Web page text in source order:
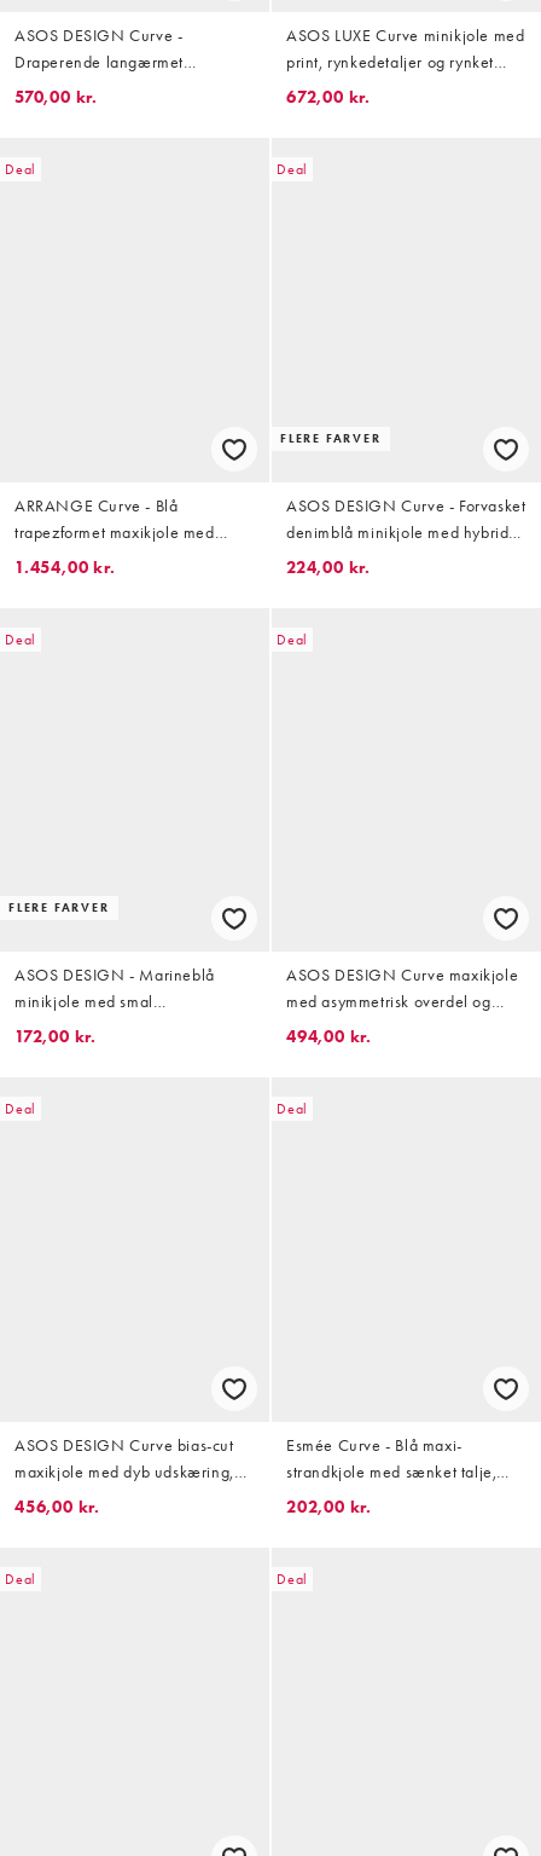
ASOS DESIGN Curve -
Draperende langærmet
maxikjole med blomstermønster
570,00 kr.
ASOS LUXE Curve minikjole med
print, rynkedetaljer og rynket
nederdel i sløret prikprint
672,00 kr.
Deal
ARRANGE Curve - Blå
trapezformet maxikjole med
blouson-ærmer og bindebånd i
1.454,00 kr.
Deal
FLERE FARVER
ASOS DESIGN Curve - Forvasket
denimblå minikjole med hybrid-
T-shirtdesign
224,00 kr.
Deal
FLERE FARVER
ASOS DESIGN - Marineblå
minikjole med smal
halsudskæring og skulpturel
kanter
172,00 kr.
Deal
ASOS DESIGN Curve maxikjole
med asymmetrisk overdel og
blouson-ærmer i olivengrøn
494,00 kr.
Deal
ASOS DESIGN Curve bias-cut
maxikjole med dyb udskæring,
cami-stropper, fulde godets og
456,00 kr.
Deal
Esmée Curve - Blå maxi-
strandkjole med sænket talje,
rynker og småblomstret print
202,00 kr.
Deal Deal